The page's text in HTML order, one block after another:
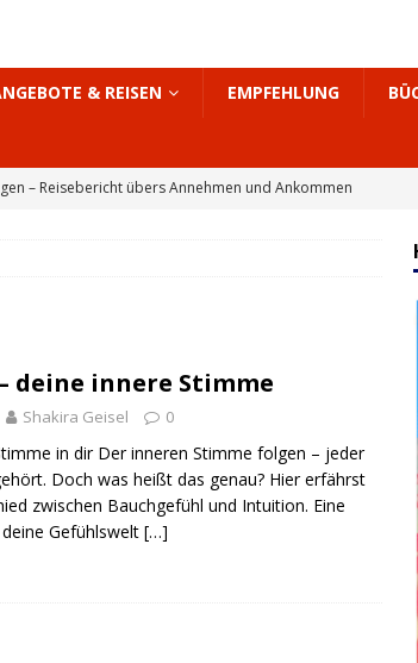
& REISEN EMPFEHLUNG
– Reisebericht übers Annehmen und Ankommen
HELDENREISE
– Sei einzigartig, Heldin
deine innere Stimme
Shakira Geisel 0
in dir Der inneren Stimme folgen – jeder
Doch was heißt das genau? Hier erfährst
zwischen Bauchgefühl und Intuition. Eine
Gefühlswelt […]